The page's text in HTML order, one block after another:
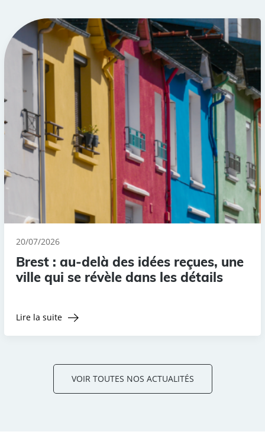
20/07/2026
Brest : au-delà des idées reçues, une
ville qui se révèle dans les détails
Lire la suite
VOIR TOUTES NOS ACTUALITÉS